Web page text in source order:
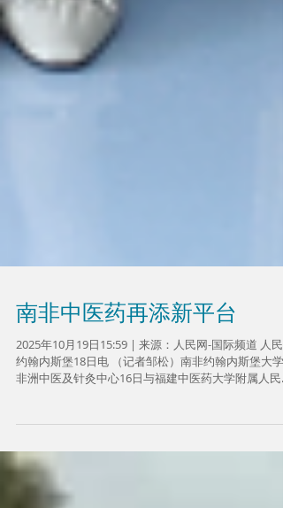
约翰内斯堡18日电 （记者邹松）南非约翰内斯堡大学
非洲中医及针灸中心16日与福建中医药大学附属人民
院（福建省人民医院）签署合作协议，共同推进中医药